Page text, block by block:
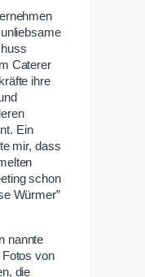
Caterer
ihre
Ein
mir, dass
schon
Würmer”
nannte
Fotos von
die